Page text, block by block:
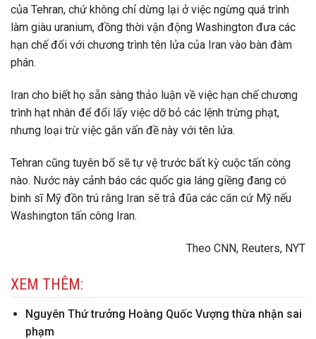
của Tehran, chứ không chỉ dừng lại ở việc ngừng quá trình
làm giàu uranium, đồng thời vận động Washington đưa các
hạn chế đối với chương trình tên lửa của Iran vào bàn đàm
phán.
Iran cho biết họ sẵn sàng thảo luận về việc hạn chế chương
trình hạt nhân để đổi lấy việc dỡ bỏ các lệnh trừng phạt,
nhưng loại trừ việc gắn vấn đề này với tên lửa.
Tehran cũng tuyên bố sẽ tự vệ trước bất kỳ cuộc tấn công
nào. Nước này cảnh báo các quốc gia láng giềng đang có
binh sĩ Mỹ đồn trú rằng Iran sẽ trả đũa các căn cứ Mỹ nếu
Washington tấn công Iran.
Theo CNN, Reuters, NYT
XEM THÊM:
Nguyên Thứ trưởng Hoàng Quốc Vượng thừa nhận sai
phạm